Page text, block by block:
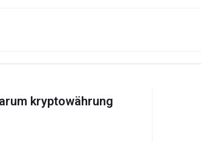
kryptowährung